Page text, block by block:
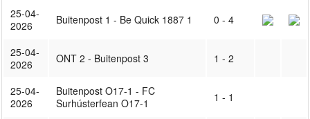
25-04-
2026
Buitenpost 1 - Be Quick 1887 1 0 - 4
25-04-
2026
ONT 2 - Buitenpost 3 1 - 2
25-04-
2026
Buitenpost O17-1 - FC
Surhústerfean O17-1
1 - 1